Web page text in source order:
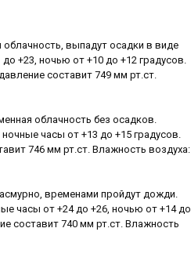
облачность, выпадут осадки в виде
+23, ночью от +10 до +12 градусов.
составит 749 мм рт.ст.
облачность без осадков.
часы от +13 до +15 градусов.
746 мм рт.ст. Влажность воздуха:
временами пройдут дожди.
часы от +24 до +26, ночью от +14 до
составит 740 мм рт.ст. Влажность